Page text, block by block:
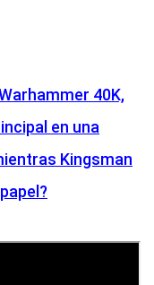
40K,
en una
Kingsman